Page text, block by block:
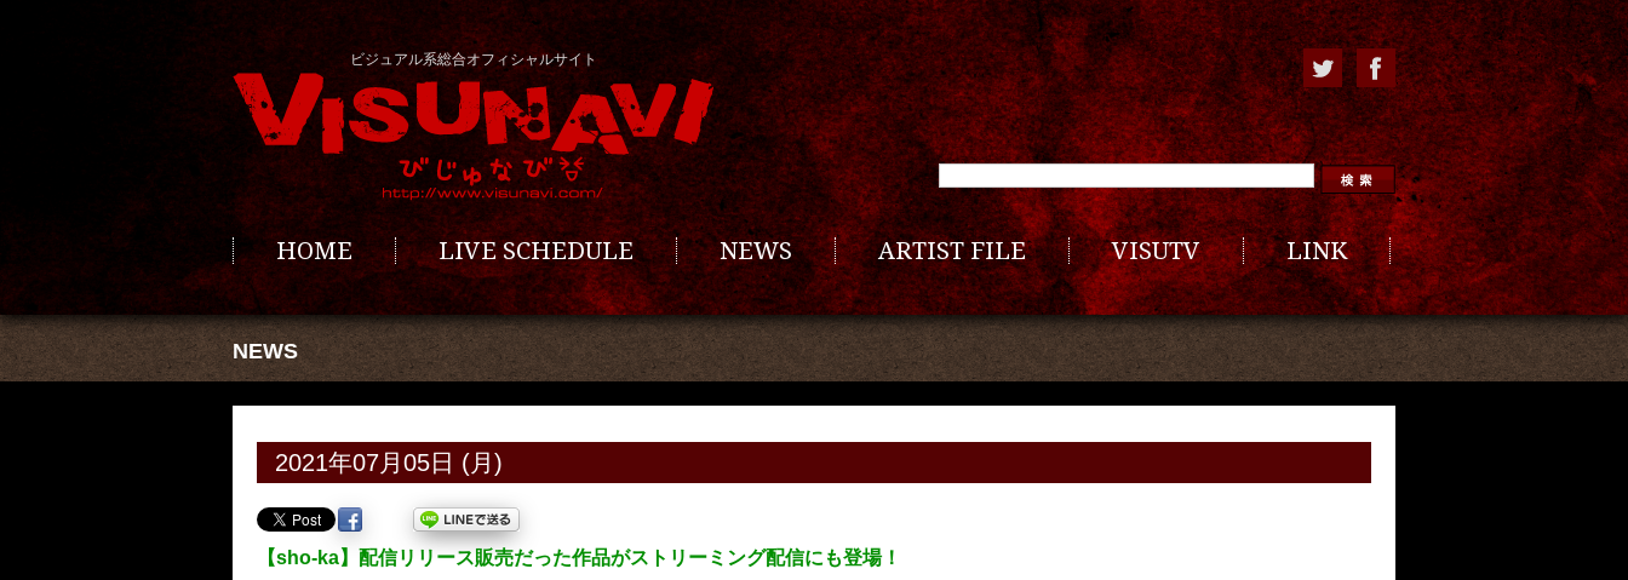
ビジュアル系総合オフィシャルサイト
HOME LIVE SCHEDULE NEWS ARTIST FILE VISUTV LINK
NEWS
2021年07月05日 (月)
【sho-ka】配信リリース販売だった作品がストリーミング配信にも登場！